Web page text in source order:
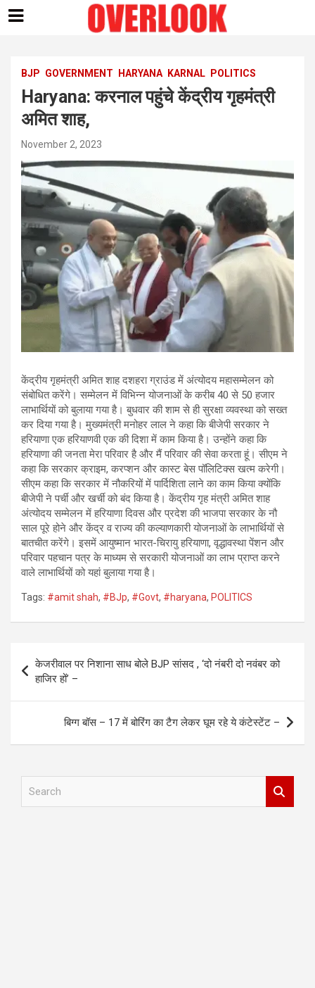
content
BJP GOVERNMENT HARYANA KARNAL POLITICS
Haryana: करनाल पहुंचे केंद्रीय गृहमंत्री
अमित शाह,
November 2, 2023
केंद्रीय गृहमंत्री अमित शाह दशहरा ग्राउंड में अंत्योदय महासम्मेलन को
संबोधित करेंगे। सम्मेलन में विभिन्न योजनाओं के करीब 40 से 50 हजार
लाभार्थियों को बुलाया गया है। बुधवार की शाम से ही सुरक्षा व्यवस्था को सख्त
कर दिया गया है। मुख्यमंत्री मनोहर लाल ने कहा कि बीजेपी सरकार ने
हरियाणा एक हरियाणवी एक की दिशा में काम किया है। उन्होंने कहा कि
हरियाणा की जनता मेरा परिवार है और मैं परिवार की सेवा करता हूं। सीएम ने
कहा कि सरकार क्राइम, करप्शन और कास्ट बेस पॉलिटिक्स खत्म करेगी।
सीएम कहा कि सरकार में नौकरियों में पार्दिशिता लाने का काम किया क्योंकि
बीजेपी ने पर्ची और खर्ची को बंद किया है। केंद्रीय गृह मंत्री अमित शाह
अंत्योदय सम्मेलन में हरियाणा दिवस और प्रदेश की भाजपा सरकार के नौ
साल पूरे होने और केंद्र व राज्य की कल्याणकारी योजनाओं के लाभार्थियों से
बातचीत करेंगे। इसमें आयुष्मान भारत-चिरायु हरियाणा, वृद्धावस्था पेंशन और
परिवार पहचान पत्र के माध्यम से सरकारी योजनाओं का लाभ प्राप्त करने
वाले लाभार्थियों को यहां बुलाया गया है।
Tags: #amit shah, #BJp, #Govt, #haryana, POLITICS
Post
navigation
केजरीवाल पर निशाना साध बोले BJP सांसद , ‘दो नंबरी दो नवंबर को
हाजिर हों’ –
बिग्ग बॉस – 17 में बोरिंग का टैग लेकर घूम रहे ये कंटेस्टेंट –